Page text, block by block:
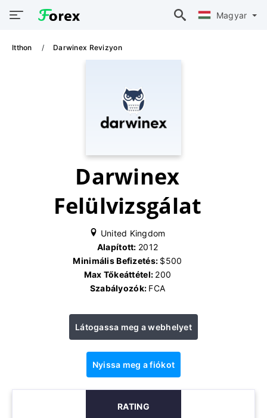
Magyar
Itthon Darwinex Revizyon
Darwinex
Felülvizsgálat
United Kingdom
Alapított: 2012
Minimális Befizetés: $500
Max Tőkeáttétel: 200
Szabályozók: FCA
Látogassa meg a webhelyet
Nyissa meg a fiókot
RATING